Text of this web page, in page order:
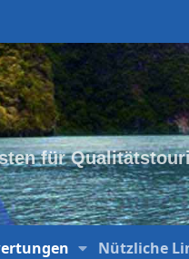
für
Nützliche